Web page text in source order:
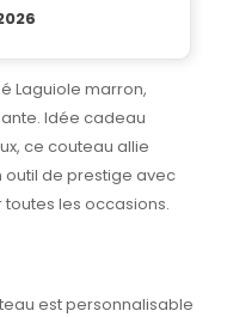
Laguiole marron,
Idée cadeau
ce couteau allie
outil de prestige avec
les occasions.
est personnalisable